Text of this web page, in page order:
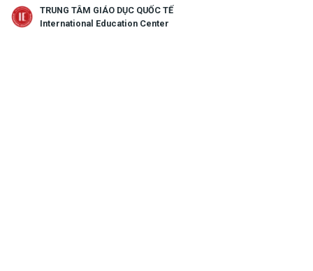
TRUNG TÂM GIÁO DỤC QUỐC TẾ
International Education Center